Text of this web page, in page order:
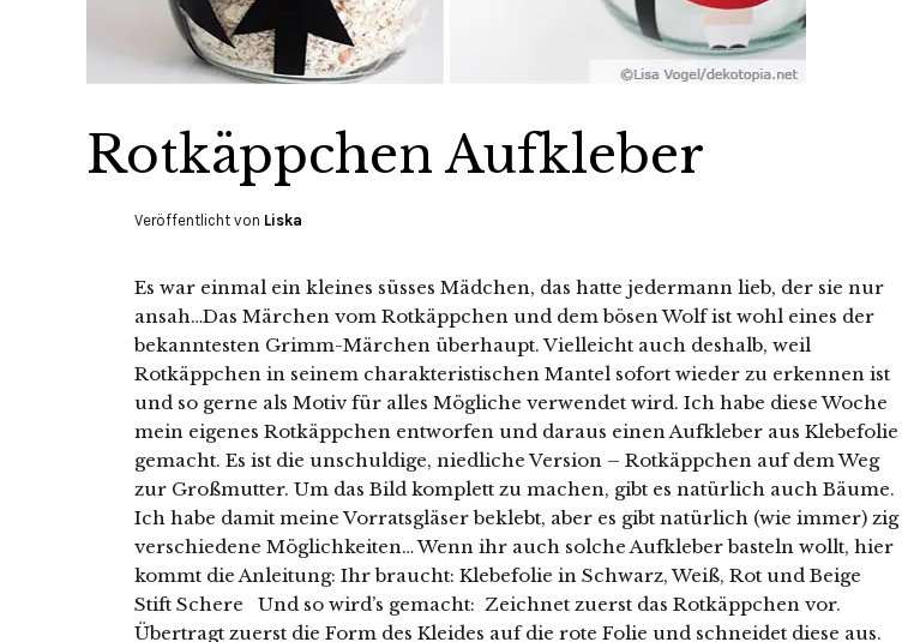
Rotkäppchen Aufkleber
Veröffentlicht von Liska
Es war einmal ein kleines süsses Mädchen, das hatte jedermann lieb, der sie nur
ansah…Das Märchen vom Rotkäppchen und dem bösen Wolf ist wohl eines der
bekanntesten Grimm-Märchen überhaupt. Vielleicht auch deshalb, weil
Rotkäppchen in seinem charakteristischen Mantel sofort wieder zu erkennen ist
und so gerne als Motiv für alles Mögliche verwendet wird. Ich habe diese Woche
mein eigenes Rotkäppchen entworfen und daraus einen Aufkleber aus Klebefolie
gemacht. Es ist die unschuldige, niedliche Version – Rotkäppchen auf dem Weg
zur Großmutter. Um das Bild komplett zu machen, gibt es natürlich auch Bäume.
Ich habe damit meine Vorratsgläser beklebt, aber es gibt natürlich (wie immer) zig
verschiedene Möglichkeiten… Wenn ihr auch solche Aufkleber basteln wollt, hier
kommt die Anleitung: Ihr braucht: Klebefolie in Schwarz, Weiß, Rot und Beige
Stift Schere Und so wird’s gemacht: Zeichnet zuerst das Rotkäppchen vor.
Übertragt zuerst die Form des Kleides auf die rote Folie und schneidet diese aus.